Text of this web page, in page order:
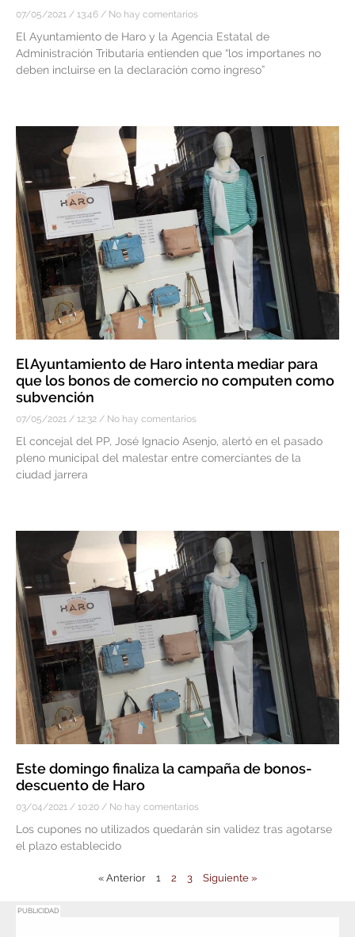
07/05/2021 13:46 No hay comentarios
El Ayuntamiento de Haro y la Agencia Estatal de
Administración Tributaria entienden que “los importanes no
deben incluirse en la declaración como ingreso”
El Ayuntamiento de Haro intenta mediar para
que los bonos de comercio no computen como
subvención
07/05/2021 12:32 No hay comentarios
El concejal del PP, José Ignacio Asenjo, alertó en el pasado
pleno municipal del malestar entre comerciantes de la
ciudad jarrera
Este domingo finaliza la campaña de bonos-
descuento de Haro
03/04/2021 10:20 No hay comentarios
Los cupones no utilizados quedarán sin validez tras agotarse
el plazo establecido
« Anterior 1 2 3 Siguiente »
PUBLICIDAD